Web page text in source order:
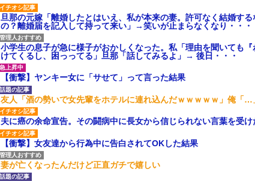
旦那の元嫁「離婚したとはいえ、私が本来の妻。許可なく結婚す
の？離婚届を記入して持って来い」→笑いが止まらなくなり・・・
小学生の息子が急に様子がおかしくなった。私「理由を聞いても
けてくるし、困っってる」旦那「話してみるよ」→ 後日・・・
【衝撃】ヤンキー女に「サせて」って言った結果
友人「酒の勢いで女先輩をホテルに連れ込んだｗｗｗｗｗ」俺「…
夫に癌の余命宣告。その闘病中に長女から信じられない言葉を受け
【衝撃】女友達から行為中に告白されてOKした結果
妻が亡くなったんだけど正直ガチで嬉しい